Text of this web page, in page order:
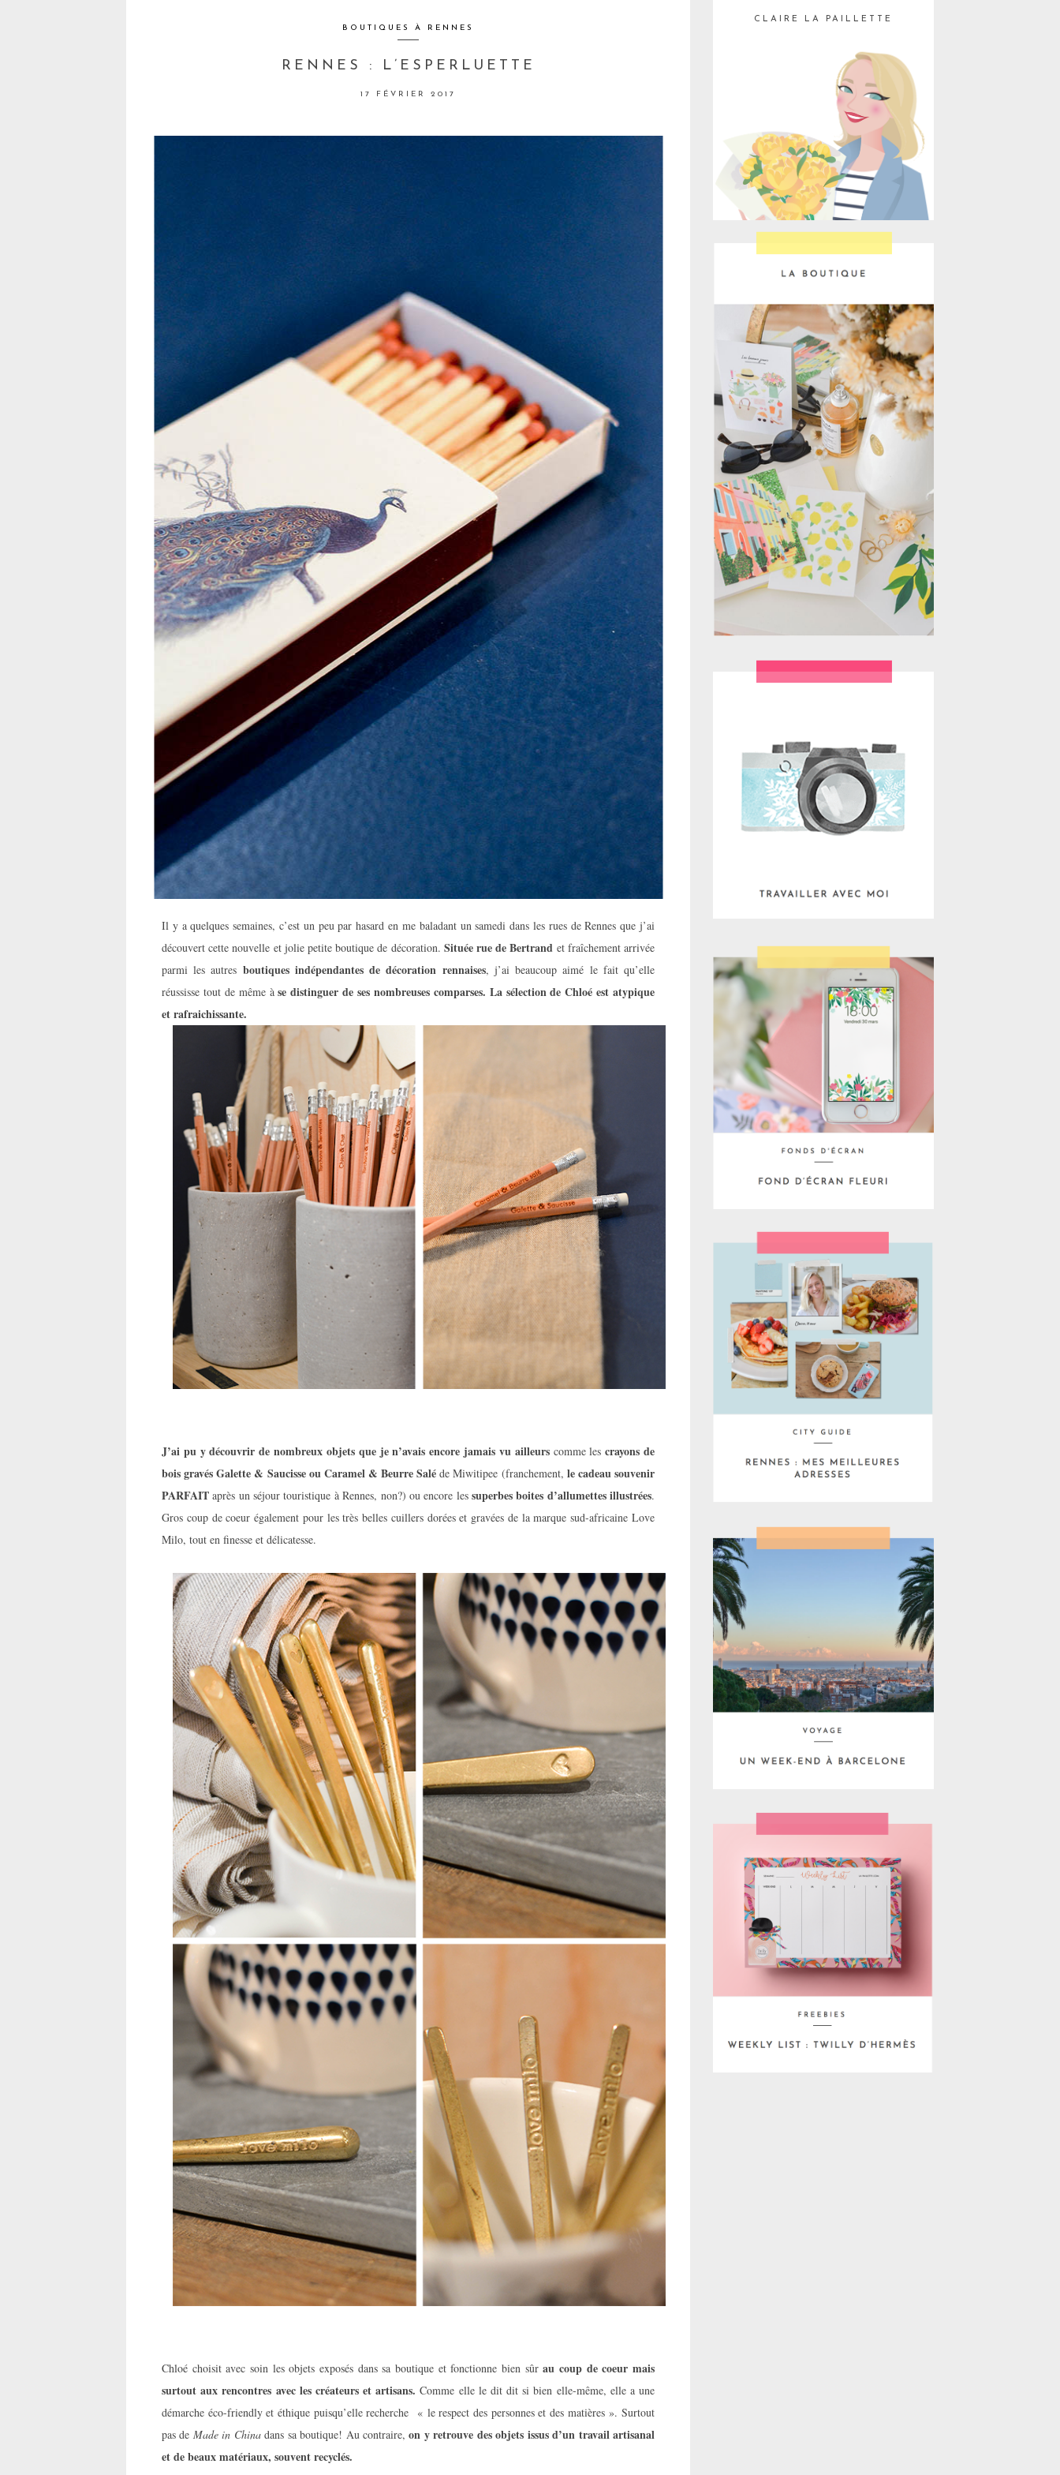
BOUTIQUES À RENNES
RENNES : L’ESPERLUETTE
17 FÉVRIER 2017
Il y a quelques semaines, c’est un peu par hasard en me baladant un samedi dans les rues de Rennes que j’ai
découvert cette nouvelle et jolie petite boutique de décoration. Située rue de Bertrand et fraîchement arrivée
parmi les autres boutiques indépendantes de décoration rennaises, j’ai beaucoup aimé le fait qu’elle
réussisse tout de même àse distinguer de ses nombreuses comparses. La sélection de Chloé est atypique
et rafraichissante.
J’ai pu y découvrir de nombreux objets que je n’avais encore jamais vu ailleurscomme lescrayons de
bois gravés Galette & Saucisse ou Caramel & Beurre Salé de Miwitipee (franchement, le cadeau souvenir
PARFAIT après un séjour touristique à Rennes, non?) ou encore les superbes boites d’allumettes illustrées.
Gros coup de coeur également pour les très belles cuillers dorées et gravées de la marque sud-africaine Love
Milo, tout en finesse et délicatesse.
Chloé choisit avec soin les objets exposés dans sa boutique et fonctionne bien sûrau coup de coeur mais
surtout aux rencontres avec les créateurs et artisans.Comme elle le dit dit si bien elle-même, elle a une
démarche éco-friendly et éthique puisqu’elle recherche « le respect des personnes et des matières ». Surtout
pas de Made in Chinadans sa boutique! Au contraire,on y retrouve des objets issus d’un travail artisanal
et de beaux matériaux, souvent recyclés.
CLAIRE LA PAILLETTE